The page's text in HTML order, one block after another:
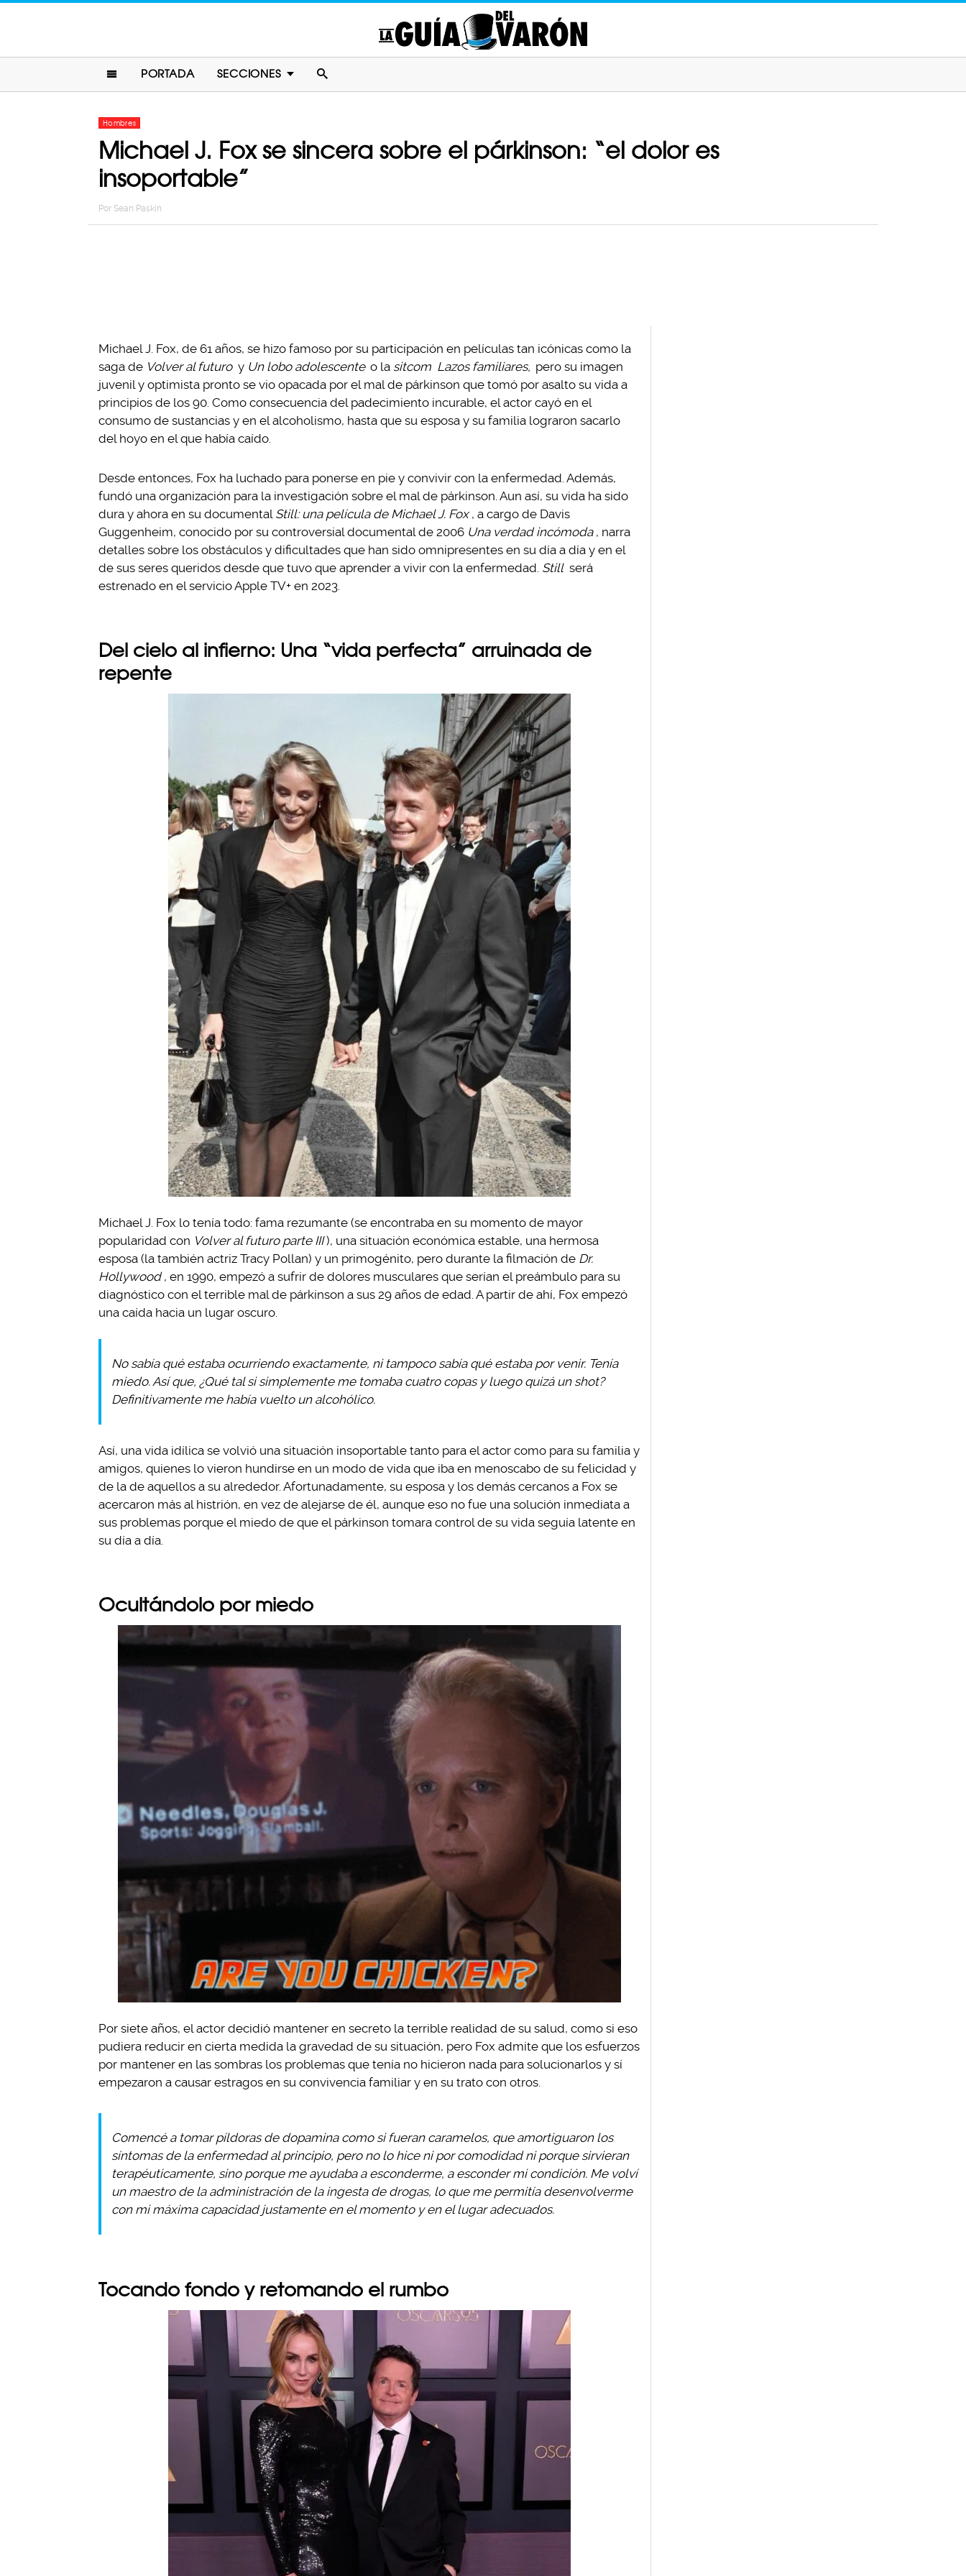
PORTADA SECCIONES
Hombres
Michael J. Fox se sincera sobre el párkinson: “el dolor es
insoportable”
Por Sean Paskin
Michael J. Fox, de 61 años, se hizo famoso por su participación en películas tan icónicas como la
saga de Volver al futuro y Un lobo adolescente o la sitcom Lazos familiares, pero su imagen
juvenil y optimista pronto se vio opacada por el mal de párkinson que tomó por asalto su vida a
principios de los 90. Como consecuencia del padecimiento incurable, el actor cayó en el
consumo de sustancias y en el alcoholismo, hasta que su esposa y su familia lograron sacarlo
del hoyo en el que había caído.
Desde entonces, Fox ha luchado para ponerse en pie y convivir con la enfermedad. Además,
fundó una organización para la investigación sobre el mal de párkinson. Aun así, su vida ha sido
dura y ahora en su documental Still: una película de Michael J. Fox , a cargo de Davis
Guggenheim, conocido por su controversial documental de 2006 Una verdad incómoda , narra
detalles sobre los obstáculos y dificultades que han sido omnipresentes en su día a día y en el
de sus seres queridos desde que tuvo que aprender a vivir con la enfermedad. Still será
estrenado en el servicio Apple TV+ en 2023.
Del cielo al infierno: Una “vida perfecta” arruinada de
repente
Michael J. Fox lo tenía todo: fama rezumante (se encontraba en su momento de mayor
popularidad con Volver al futuro parte III ), una situación económica estable, una hermosa
esposa (la también actriz Tracy Pollan) y un primogénito, pero durante la filmación de Dr.
Hollywood , en 1990, empezó a sufrir de dolores musculares que serían el preámbulo para su
diagnóstico con el terrible mal de párkinson a sus 29 años de edad. A partir de ahí, Fox empezó
una caída hacia un lugar oscuro.
No sabía qué estaba ocurriendo exactamente, ni tampoco sabía qué estaba por venir. Tenía
miedo. Así que, ¿Qué tal si simplemente me tomaba cuatro copas y luego quizá un shot?
Definitivamente me había vuelto un alcohólico.
Así, una vida idílica se volvió una situación insoportable tanto para el actor como para su familia y
amigos, quienes lo vieron hundirse en un modo de vida que iba en menoscabo de su felicidad y
de la de aquellos a su alrededor. Afortunadamente, su esposa y los demás cercanos a Fox se
acercaron más al histrión, en vez de alejarse de él, aunque eso no fue una solución inmediata a
sus problemas porque el miedo de que el párkinson tomara control de su vida seguía latente en
su día a día.
Ocultándolo por miedo
Por siete años, el actor decidió mantener en secreto la terrible realidad de su salud, como si eso
pudiera reducir en cierta medida la gravedad de su situación, pero Fox admite que los esfuerzos
por mantener en las sombras los problemas que tenía no hicieron nada para solucionarlos y sí
empezaron a causar estragos en su convivencia familiar y en su trato con otros.
Comencé a tomar píldoras de dopamina como si fueran caramelos, que amortiguaron los
síntomas de la enfermedad al principio, pero no lo hice ni por comodidad ni porque sirvieran
terapéuticamente, sino porque me ayudaba a esconderme, a esconder mi condición. Me volví
un maestro de la administración de la ingesta de drogas, lo que me permitía desenvolverme
con mi máxima capacidad justamente en el momento y en el lugar adecuados.
Tocando fondo y retomando el rumbo